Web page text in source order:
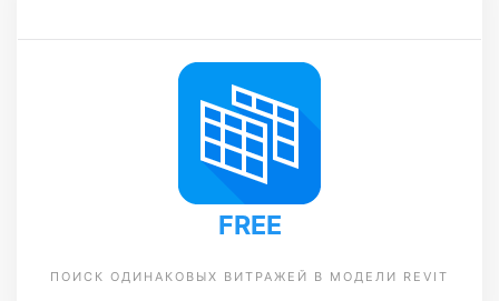
FREE
ПОИСК ОДИНАКОВЫХ ВИТРАЖЕЙ В МОДЕЛИ REVIT